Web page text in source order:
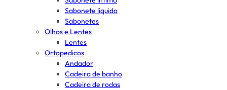
Sabonete líquido
Sabonetes
Olhos e Lentes
Lentes
Ortopedicos
Andador
Cadeira de banho
Cadeira de rodas